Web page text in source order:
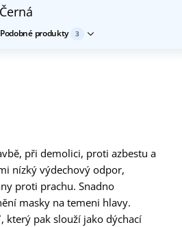
Černá
Podobné produkty 3
při demolici, proti azbestu a
nízký výdechový odpor,
proti prachu. Snadno
masky na temeni hlavy.
který pak slouží jako dýchací